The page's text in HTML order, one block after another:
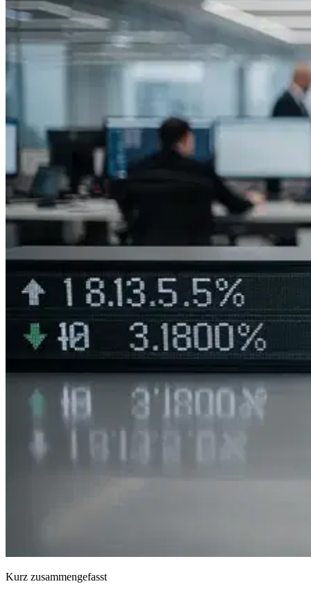
Kurz zusammengefasst